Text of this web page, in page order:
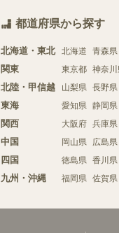
都道府県から探す
北海道・東北 北海道 青森県
関東 東京都 神奈
北陸・甲信越 山梨県 長野県
東海 愛知県 静岡県
関西 大阪府 兵庫県
中国 岡山県 広島県
四国 徳島県 香川県
九州・沖縄 福岡県 佐賀県